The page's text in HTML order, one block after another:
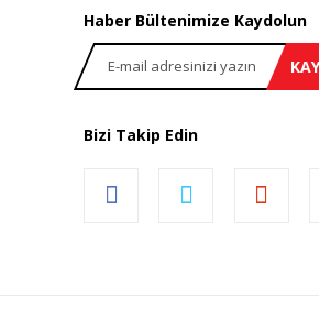
Haber Bültenimize Kaydolun
Bizi Takip Edin